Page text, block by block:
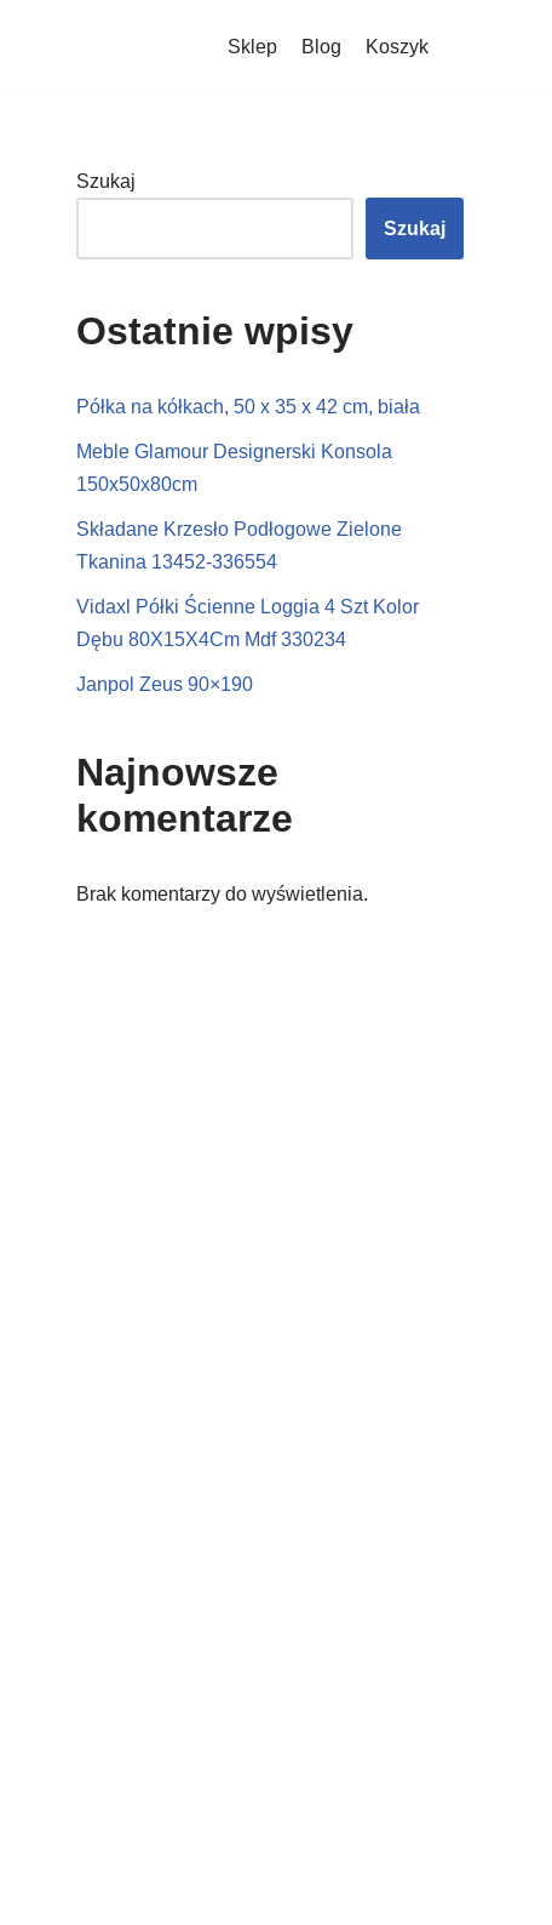
Sklep Blog Koszyk
Szukaj
Szukaj
Ostatnie wpisy
Półka na kółkach, 50 x 35 x 42 cm, biała
Meble Glamour Designerski Konsola
150x50x80cm
Składane Krzesło Podłogowe Zielone
Tkanina 13452-336554
Vidaxl Półki Ścienne Loggia 4 Szt Kolor
Dębu 80X15X4Cm Mdf 330234
Janpol Zeus 90×190
Najnowsze
komentarze
Brak komentarzy do wyświetlenia.